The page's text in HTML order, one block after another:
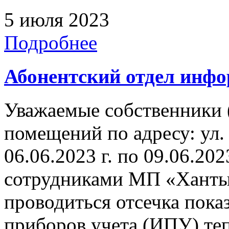
5 июля 2023
Подробнее
Абонентский отдел
Уважаемые
помещений по адресу:
06.06.2023 г. по
сотрудниками МП
проводиться отсечка